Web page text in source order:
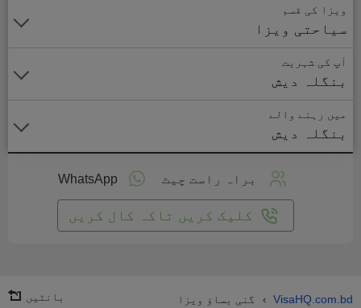
ویزا کی قسم
سیاحتی ویزا
آپ کی شہریت
بنگلہ دیش
میں رہنے والے
بنگلہ دیش
براہ راست چیٹ WhatsApp
کلیک کریں تاکہ کال کریں
VisaHQ.com.bd
› گنی بساؤ ویزا بانٹیں